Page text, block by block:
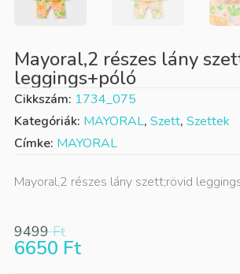
Mayoral,2 részes lány
leggings+póló
Cikkszám: 1734_075
Kategóriák: MAYORAL, Szett, Szettek
Címke: MAYORAL
Mayoral,2 részes lány szett;rövid
9499Ft
6650 Ft